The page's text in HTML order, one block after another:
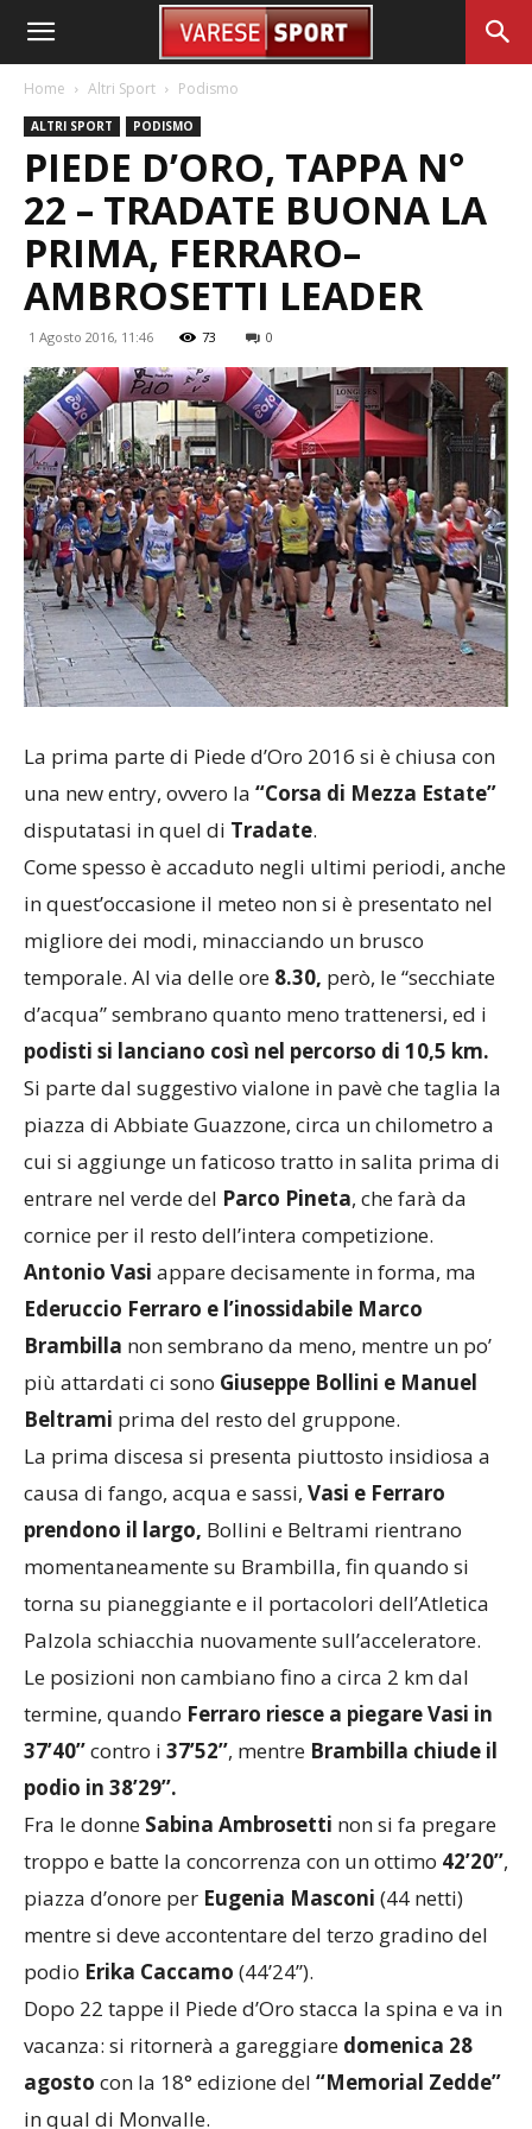
Home Altri Sport Podismo
ALTRI SPORT PODISMO
PIEDE D’ORO, TAPPA N°
22 – TRADATE BUONA LA
PRIMA, FERRARO–
AMBROSETTI LEADER
1 Agosto 2016, 11:46 73 0
La prima parte di Piede d’Oro 2016 si è chiusa con
una new entry, ovvero la “Corsa di Mezza Estate”
disputatasi in quel di Tradate.
Come spesso è accaduto negli ultimi periodi, anche
in quest’occasione il meteo non si è presentato nel
migliore dei modi, minacciando un brusco
temporale. Al via delle ore 8.30, però, le “secchiate
d’acqua” sembrano quanto meno trattenersi, ed i
podisti si lanciano così nel percorso di 10,5 km.
Si parte dal suggestivo vialone in pavè che taglia la
piazza di Abbiate Guazzone, circa un chilometro a
cui si aggiunge un faticoso tratto in salita prima di
entrare nel verde del Parco Pineta, che farà da
cornice per il resto dell’intera competizione.
Antonio Vasi appare decisamente in forma, ma
Ederuccio Ferraro e l’inossidabile Marco
Brambilla non sembrano da meno, mentre un po’
più attardati ci sono Giuseppe Bollini e Manuel
Beltrami prima del resto del gruppone.
La prima discesa si presenta piuttosto insidiosa a
causa di fango, acqua e sassi, Vasi e Ferraro
prendono il largo, Bollini e Beltrami rientrano
momentaneamente su Brambilla, fin quando si
torna su pianeggiante e il portacolori dell’Atletica
Palzola schiacchia nuovamente sull’acceleratore.
Le posizioni non cambiano fino a circa 2 km dal
termine, quando Ferraro riesce a piegare Vasi in
37’40’’contro i 37’52’’, mentre Brambilla chiude il
podio in 38’29’’.
Fra le donne Sabina Ambrosetti non si fa pregare
troppo e batte la concorrenza con un ottimo 42’20’’,
piazza d’onore per Eugenia Masconi (44 netti)
mentre si deve accontentare del terzo gradino del
podio Erika Caccamo (44’24’’).
Dopo 22 tappe il Piede d’Oro stacca la spina e va in
vacanza: si ritornerà a gareggiare domenica 28
agosto con la 18° edizione del “Memorial Zedde”
in qual di Monvalle.